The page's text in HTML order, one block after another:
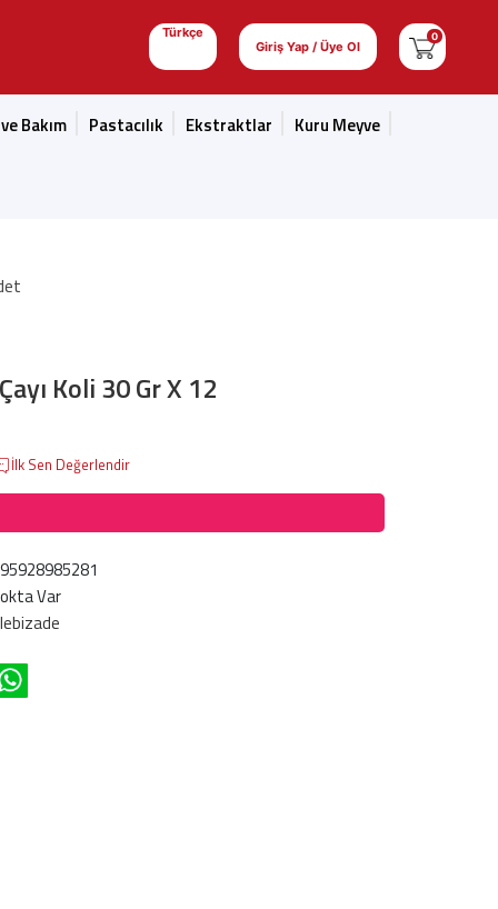
Türkçe
Giriş Yap / Üye Ol
0
Bakım Pastacılık Ekstraktlar Kuru Meyve
Koli 30 Gr X 12
İlk Sen Değerlendir
Var